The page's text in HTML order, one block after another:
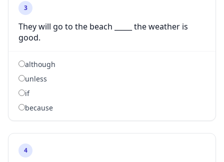
3
They will go to the beach _____ the weather is
good.
although
unless
if
because
4